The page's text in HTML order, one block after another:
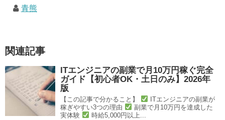
青熊
関連記事
ITエンジニアの副業で月10万円稼ぐ完全
ガイド【初心者OK・土日のみ】2026年
版
【この記事で分かること】
ITエンジニアの副業が
稼ぎやすい3つの理由
副業で月10万円を達成した
実体験
時給5,000円以上...